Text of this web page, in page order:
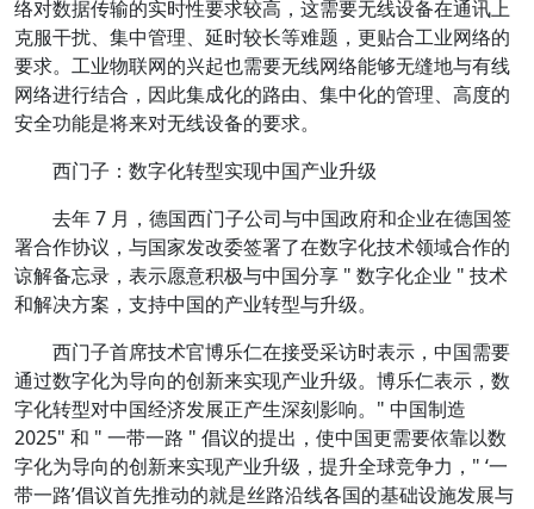
络对数据传输的实时性要求较高，这需要无线设备在通讯上
克服干扰、集中管理、延时较长等难题，更贴合工业网络的
要求。工业物联网的兴起也需要无线网络能够无缝地与有线
网络进行结合，因此集成化的路由、集中化的管理、高度的
安全功能是将来对无线设备的要求。
西门子：数字化转型实现中国产业升级
去年 7 月，德国西门子公司与中国政府和企业在德国签
署合作协议，与国家发改委签署了在数字化技术领域合作的
谅解备忘录，表示愿意积极与中国分享 " 数字化企业 " 技术
和解决方案，支持中国的产业转型与升级。
西门子首席技术官博乐仁在接受采访时表示，中国需要
通过数字化为导向的创新来实现产业升级。博乐仁表示，数
字化转型对中国经济发展正产生深刻影响。" 中国制造
2025" 和 " 一带一路 " 倡议的提出，使中国更需要依靠以数
字化为导向的创新来实现产业升级，提升全球竞争力，" ‘一
带一路’倡议首先推动的就是丝路沿线各国的基础设施发展与